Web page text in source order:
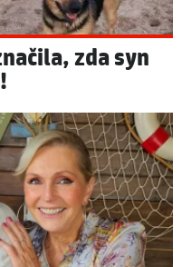
zda syn